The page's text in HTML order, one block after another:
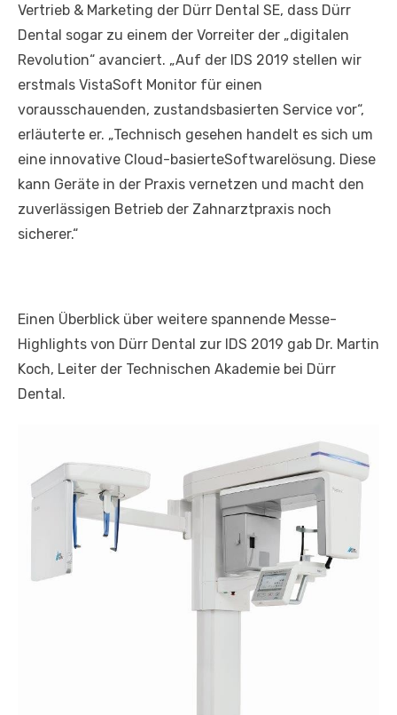
Vertrieb & Marketing der Dürr Dental SE, dass Dürr
Dental sogar zu einem der Vorreiter der „digitalen
Revolution“ avanciert. „Auf der IDS 2019 stellen wir
erstmals VistaSoft Monitor für einen
vorausschauenden, zustandsbasierten Service vor“,
erläuterte er. „Technisch gesehen handelt es sich um
eine innovative Cloud-basierteSoftwarelösung. Diese
kann Geräte in der Praxis vernetzen und macht den
zuverlässigen Betrieb der Zahnarztpraxis noch
sicherer.“
Einen Überblick über weitere spannende Messe-
Highlights von Dürr Dental zur IDS 2019 gab Dr. Martin
Koch, Leiter der Technischen Akademie bei Dürr
Dental.